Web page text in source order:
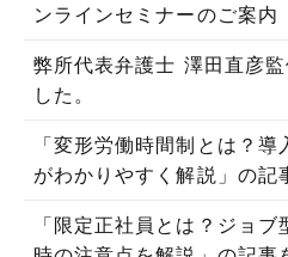
ンラインセミナーのご案内
弊所代表弁護士 澤田直彦
した。
「変形労働時間制とは？
がわかりやすく解説」の記
「限定正社員とは？ジョ